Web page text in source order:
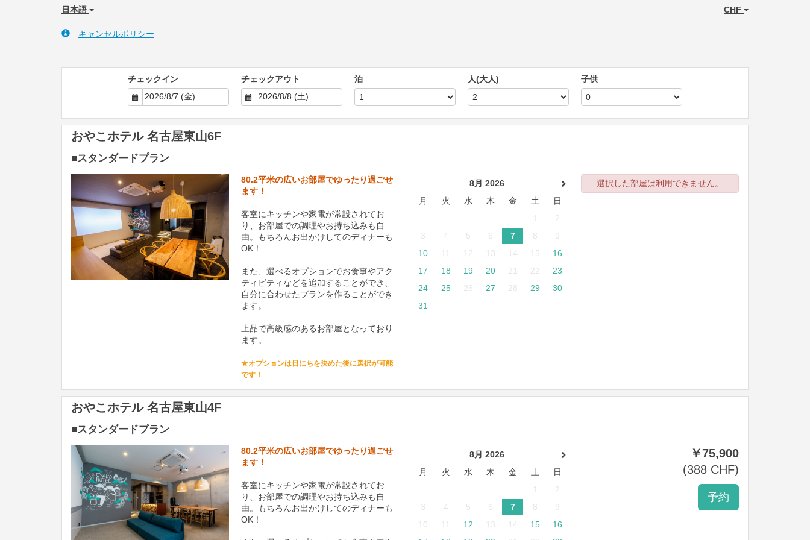
日本語 CHF
キャンセルポリシー
チェックイン チェックアウト 泊 人(大人) 子供
おやこホテル 名古屋東山6F
■スタンダードプラン
80.2平米の広いお部屋でゆったり過ごせ
ます！
客室にキッチンや家電が常設されてお
り、お部屋での調理やお持ち込みも自
由。もちろんお出かけしてのディナーも
OK！
また、選べるオプションでお食事やアク
ティビティなどを追加することができ、
自分に合わせたプランを作ることができ
ます。
上品で高級感のあるお部屋となっており
ます。
★オプションは日にちを決めた後に選択が可能
です！
8月 2026
月
火 水 木 金 土
日
2
3
4 5 6 7 8
9
10
12 13 14 15
16
17
18 19 20 21 22
23
24
25 26 27 28 29
30
31
選択した部屋は利用できません。
おやこホテル 名古屋東山4F
■スタンダードプラン
80.2平米の広いお部屋でゆったり過ごせ
ます！
客室にキッチンや家電が常設されてお
り、お部屋での調理やお持ち込みも自
由。もちろんお出かけしてのディナーも
OK！
8月 2026
月
火 水 木 金 土
日
2
3
4 5 6 7 8
9
10
12 13 14 15
16
￥75,900
(388 CHF)